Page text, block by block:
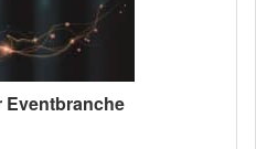
Eventbranche